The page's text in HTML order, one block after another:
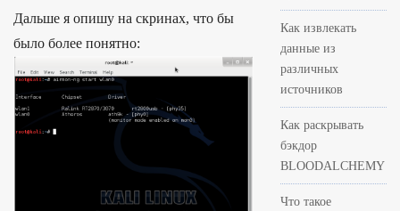
Дальше я опишу на скринах, что бы
было более понятно:
Как извлекать
данные из
различных
источников
Как раскрывать
бэкдор
BLOODALCHEMY
Что такое